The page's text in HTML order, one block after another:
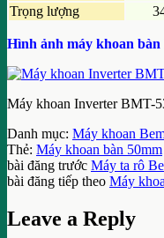
Trọng lượng
Hình ảnh máy khoan
Máy khoan Inverter BMT-
Danh mục: Máy khoan
Thẻ: Máy khoan bàn 50mm
bài đăng trước Máy ta rô
bài đăng tiếp theo Máy
Leave a Reply